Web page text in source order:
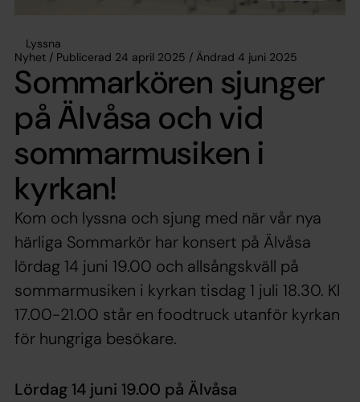
Lyssna
Nyhet / Publicerad 24 april 2025 / Ändrad 4 juni 2025
Sommarkören sjunger
på Älvåsa och vid
sommarmusiken i
kyrkan!
Kom och lyssna och sjung med när vår nya
härliga Sommarkör har konsert på Älvåsa
lördag 14 juni 19.00 och allsångskväll på
sommarmusiken i kyrkan tisdag 1 juli 18.30. Kl
17.00-21.00 står en foodtruck utanför kyrkan
för hungriga besökare.
Lördag 14 juni 19.00 på Älvåsa